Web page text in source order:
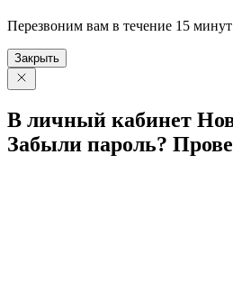
Перезвоним вам в течение 15 минут
Закрыть
В личный кабинет
Забыли пароль?